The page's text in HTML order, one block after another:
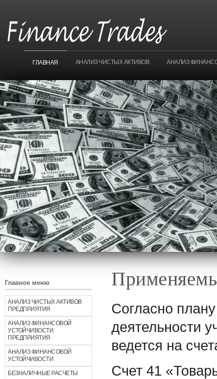
ГЛАВНАЯ АНАЛИЗ ЧИСТЫХ АКТИВОВ АНАЛИЗ
Главное меню
АНАЛИЗ ЧИСТЫХ АКТИВОВ
ПРЕДПРИЯТИЯ
АНАЛИЗ ФИНАНСОВОЙ
УСТОЙЧИВОСТИ
ПРЕДПРИЯТИЯ
АНАЛИЗ ФИНАНСОВОЙ
УСТОЙЧИВОСТИ
БЕЗНАЛИЧНЫЕ РАСЧЕТЫ
Согласно
деятельности
ведется на
Счет 41